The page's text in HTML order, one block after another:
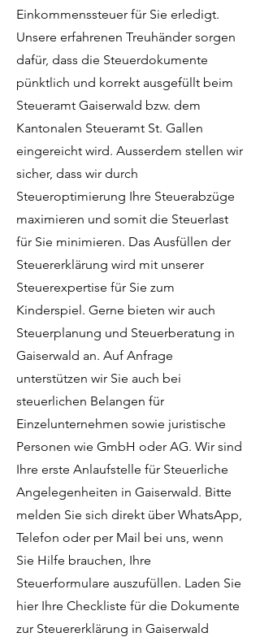
Einkommenssteuer für Sie erledigt.
Unsere erfahrenen Treuhänder sorgen
dafür, dass die Steuerdokumente
pünktlich und korrekt ausgefüllt beim
Steueramt Gaiserwald bzw. dem
Kantonalen Steueramt St. Gallen
eingereicht wird. Ausserdem stellen wir
sicher, dass wir durch
Steueroptimierung Ihre Steuerabzüge
maximieren und somit die Steuerlast
für Sie minimieren. Das Ausfüllen der
Steuererklärung wird mit unserer
Steuerexpertise für Sie zum
Kinderspiel. Gerne bieten wir auch
Steuerplanung und Steuerberatung in
Gaiserwald an. Auf Anfrage
unterstützen wir Sie auch bei
steuerlichen Belangen für
Einzelunternehmen sowie juristische
Personen wie GmbH oder AG. Wir sind
Ihre erste Anlaufstelle für Steuerliche
Angelegenheiten in Gaiserwald. Bitte
melden Sie sich direkt über WhatsApp,
Telefon oder per Mail bei uns, wenn
Sie Hilfe brauchen, Ihre
Steuerformulare auszufüllen. Laden Sie
hier Ihre Checkliste für die Dokumente
zur Steuererklärung in Gaiserwald